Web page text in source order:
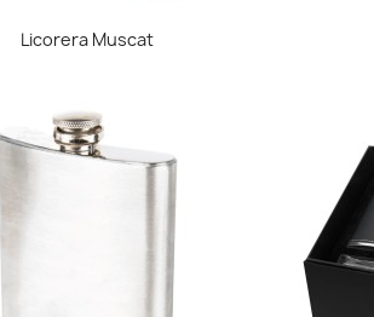
Vista rápida
Licorera Muscat